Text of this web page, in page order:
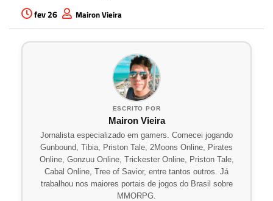
fev 26 Mairon Vieira
ESCRITO POR
Mairon Vieira
Jornalista especializado em gamers. Comecei jogando
Gunbound, Tibia, Priston Tale, 2Moons Online, Pirates
Online, Gonzuu Online, Trickester Online, Priston Tale,
Cabal Online, Tree of Savior, entre tantos outros. Já
trabalhou nos maiores portais de jogos do Brasil sobre
MMORPG.